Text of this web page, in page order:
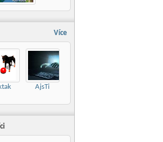
Více
AjsTi